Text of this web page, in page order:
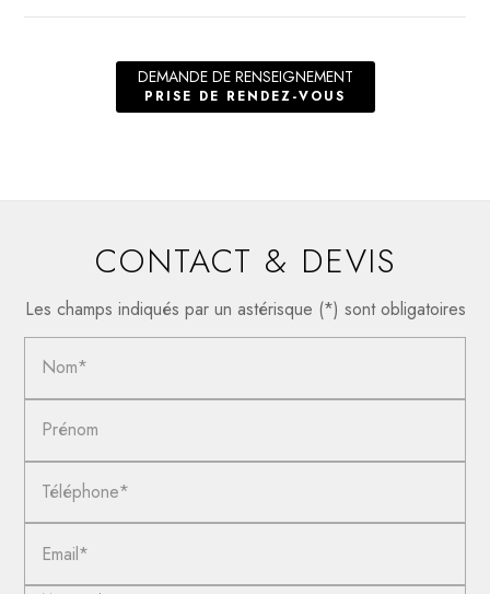
DEMANDE DE RENSEIGNEMENT
PRISE DE RENDEZ-VOUS
CONTACT & DEVIS
Les champs indiqués par un astérisque (*) sont obligatoires
Nom*
Prénom
Téléphone*
Email*